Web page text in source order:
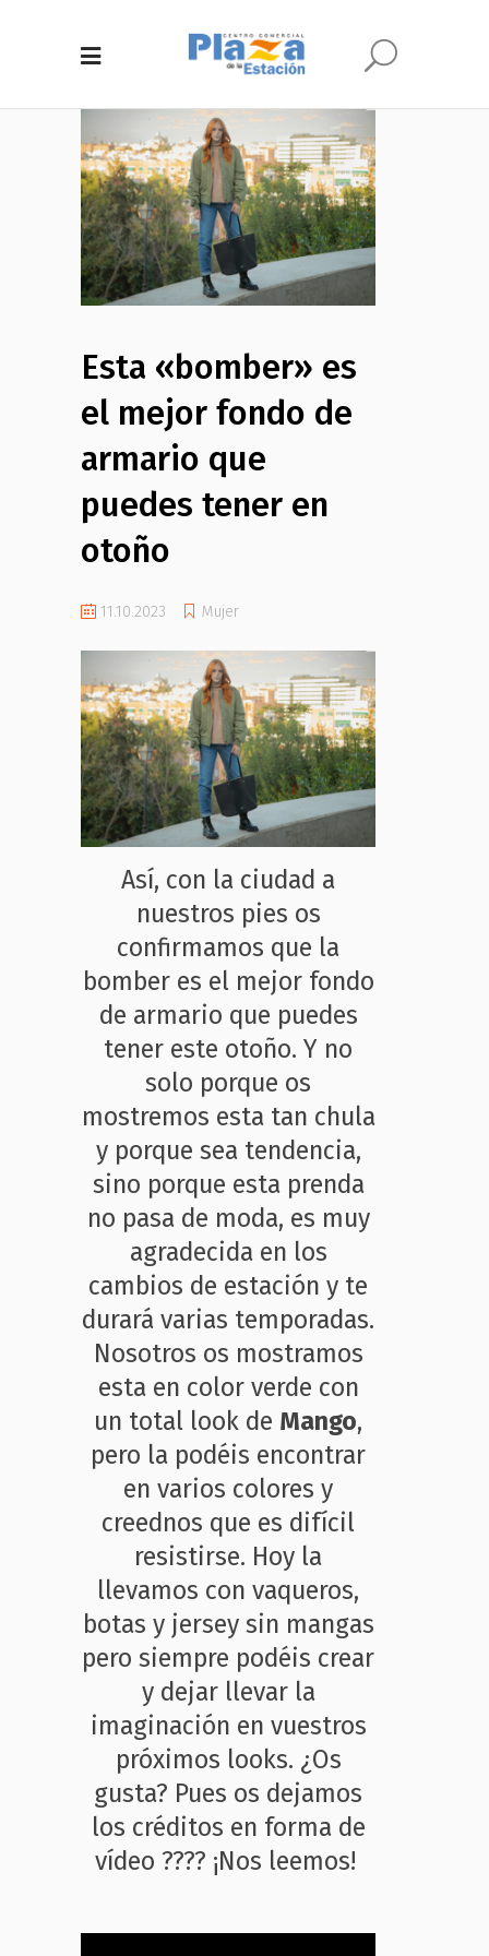
Esta «bomber» es
el mejor fondo de
armario que
puedes tener en
otoño
11.10.2023 Mujer
Así, con la ciudad a
nuestros pies os
confirmamos que la
bomber es el mejor fondo
de armario que puedes
tener este otoño. Y no
solo porque os
mostremos esta tan chula
y porque sea tendencia,
sino porque esta prenda
no pasa de moda, es muy
agradecida en los
cambios de estación y te
durará varias temporadas.
Nosotros os mostramos
esta en color verde con
un total look de Mango,
pero la podéis encontrar
en varios colores y
creednos que es difícil
resistirse. Hoy la
llevamos con vaqueros,
botas y jersey sin mangas
pero siempre podéis crear
y dejar llevar la
imaginación en vuestros
próximos looks. ¿Os
gusta? Pues os dejamos
los créditos en forma de
vídeo ???? ¡Nos leemos!